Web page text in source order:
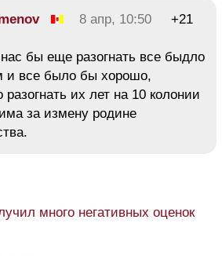
8 апр, 10:50 +21
бы еще разогнать все быдло
и все было бы хорошо,
разогнать их лет на 10 колонии
за измену родине
много негативных оценок